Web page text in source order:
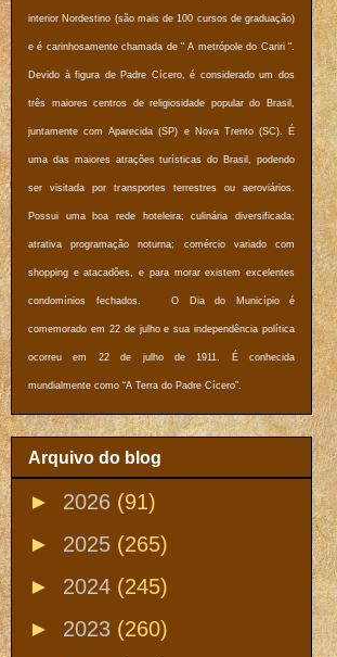
interior Nordestino (são mais de 100 cursos de graduação)
e é carinhosamente chamada de " A metrópole do Cariri ".
Devido à figura de Padre Cícero, é considerado um dos
três maiores centros de religiosidade popular do Brasil,
juntamente com Aparecida (SP) e Nova Trento (SC). É
uma das maiores atrações turísticas do Brasil, podendo
ser visitada por transportes terrestres ou aeroviários.
Possui uma boa rede hoteleira; culinária diversificada;
atrativa programação noturna; comércio variado com
shopping e atacadões, e para morar existem excelentes
condomínios fechados. O Dia do Município é
comemorado em 22 de julho e sua independência política
ocorreu em 22 de julho de 1911. É conhecida
mundialmente como “A Terra do Padre Cícero”.
Arquivo do blog
► 2026 (91)
► 2025 (265)
► 2024 (245)
► 2023 (260)